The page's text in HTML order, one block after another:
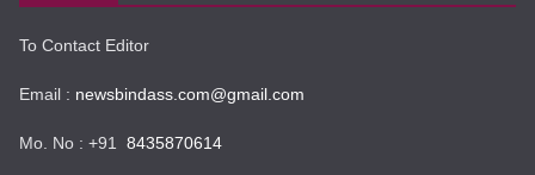
To Contact Editor
Email : newsbindass.com@gmail.com
Mo. No : +91 8435870614